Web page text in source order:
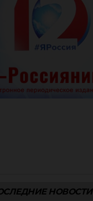
НОВОСТИ